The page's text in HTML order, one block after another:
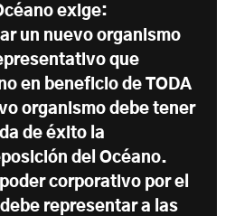
exige:
un nuevo organismo
que
en beneficio de TODA
organismo debe tener
de éxito la
del Océano.
corporativo por el
representar a las